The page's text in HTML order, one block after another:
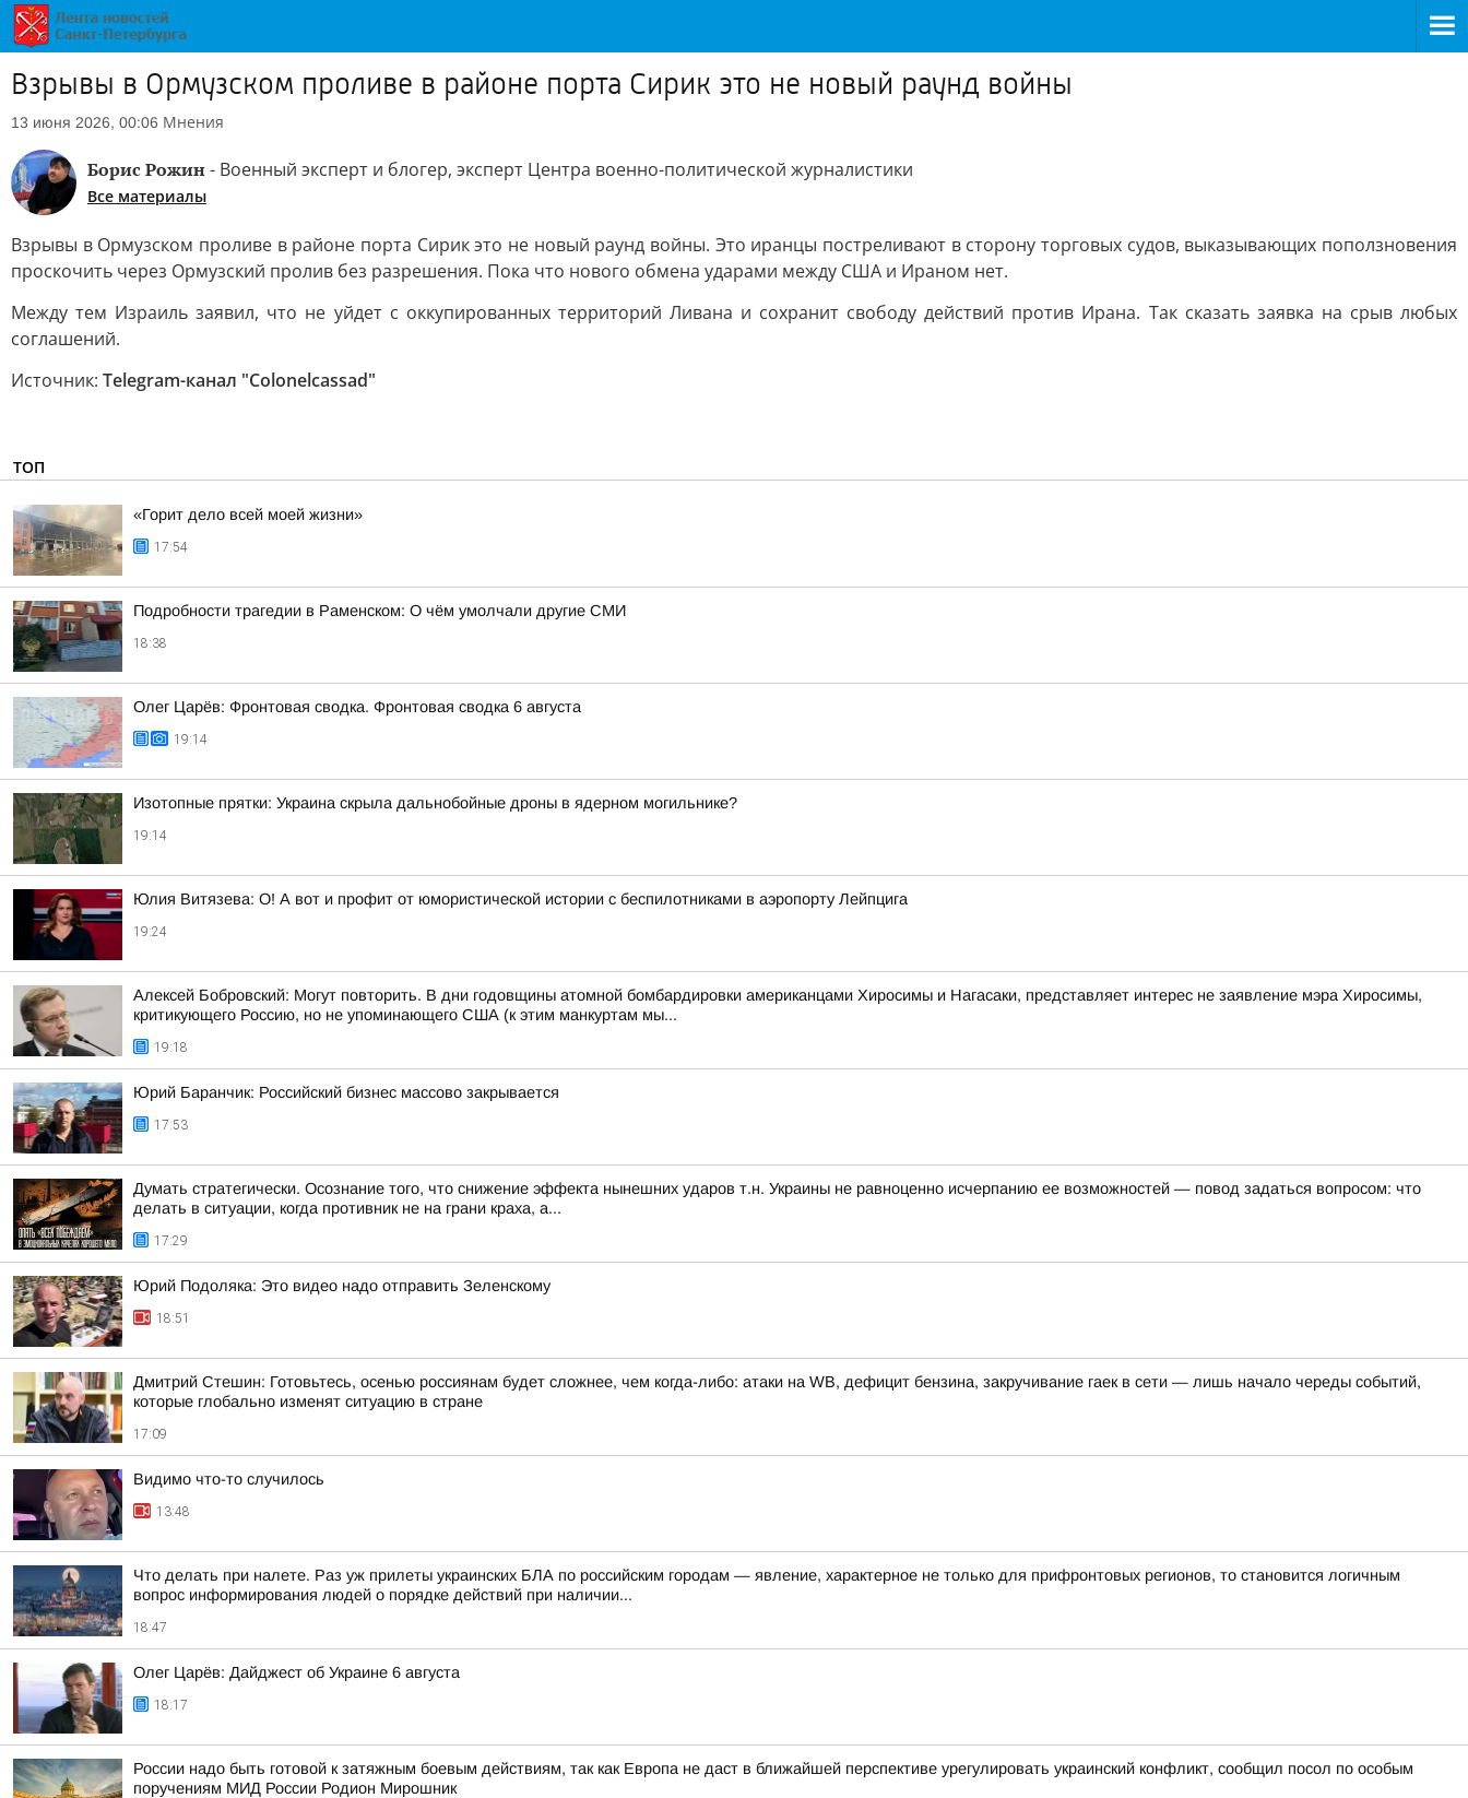
Взрывы в Ормузском проливе в районе порта Сирик это не новый раунд войны
13 июня 2026, 00:06 Мнения
Борис Рожин- Военный эксперт и блогер, эксперт Центра военно-политической журналистики
Все материалы
Взрывы в Ормузском проливе в районе порта Сирик это не новый раунд войны. Это иранцы постреливают в сторону торговых судов, выказывающих поползновения
проскочить через Ормузский пролив без разрешения. Пока что нового обмена ударами между США и Ираном нет.
Между тем Израиль заявил, что не уйдет с оккупированных территорий Ливана и сохранит свободу действий против Ирана. Так сказать заявка на срыв любых
соглашений.
Источник: Telegram-канал "Colonelcassad"
ТОП
«Горит дело всей моей жизни»
17:54
Подробности трагедии в Раменском: О чём умолчали другие СМИ
18:38
Олег Царёв: Фронтовая сводка. Фронтовая сводка 6 августа
19:14
Изотопные прятки: Украина скрыла дальнобойные дроны в ядерном могильнике?
19:14
Юлия Витязева: О! А вот и профит от юмористической истории с беспилотниками в аэропорту Лейпцига
19:24
Алексей Бобровский: Могут повторить. В дни годовщины атомной бомбардировки американцами Хиросимы и Нагасаки, представляет интерес не заявление мэра Хиросимы,
критикующего Россию, но не упоминающего США (к этим манкуртам мы...
19:18
Юрий Баранчик: Российский бизнес массово закрывается
17:53
Думать стратегически. Осознание того, что снижение эффекта нынешних ударов т.н. Украины не равноценно исчерпанию ее возможностей — повод задаться вопросом: что
делать в ситуации, когда противник не на грани краха, а...
17:29
Юрий Подоляка: Это видео надо отправить Зеленскому
18:51
Дмитрий Стешин: Готовьтесь, осенью россиянам будет сложнее, чем когда-либо: атаки на WB, дефицит бензина, закручивание гаек в сети — лишь начало череды событий,
которые глобально изменят ситуацию в стране
17:09
Видимо что-то случилось
13:48
Что делать при налете. Раз уж прилеты украинских БЛА по российским городам — явление, характерное не только для прифронтовых регионов, то становится логичным
вопрос информирования людей о порядке действий при наличии...
18:47
Олег Царёв: Дайджест об Украине 6 августа
18:17
России надо быть готовой к затяжным боевым действиям, так как Европа не даст в ближайшей перспективе урегулировать украинский конфликт, сообщил посол по особым
поручениям МИД России Родион Мирошник